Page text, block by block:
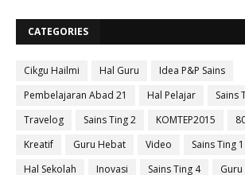
CATEGORIES
Cikgu Hailmi Hal Guru
Idea P&P Sains
Pembelajaran Abad 21
Hal Pelajar Sains
Travelog
Sains Ting 2 KOMTEP2015
Kreatif
Guru Hebat Video Sains Ting 1
Hal Sekolah
Inovasi Sains Ting 4